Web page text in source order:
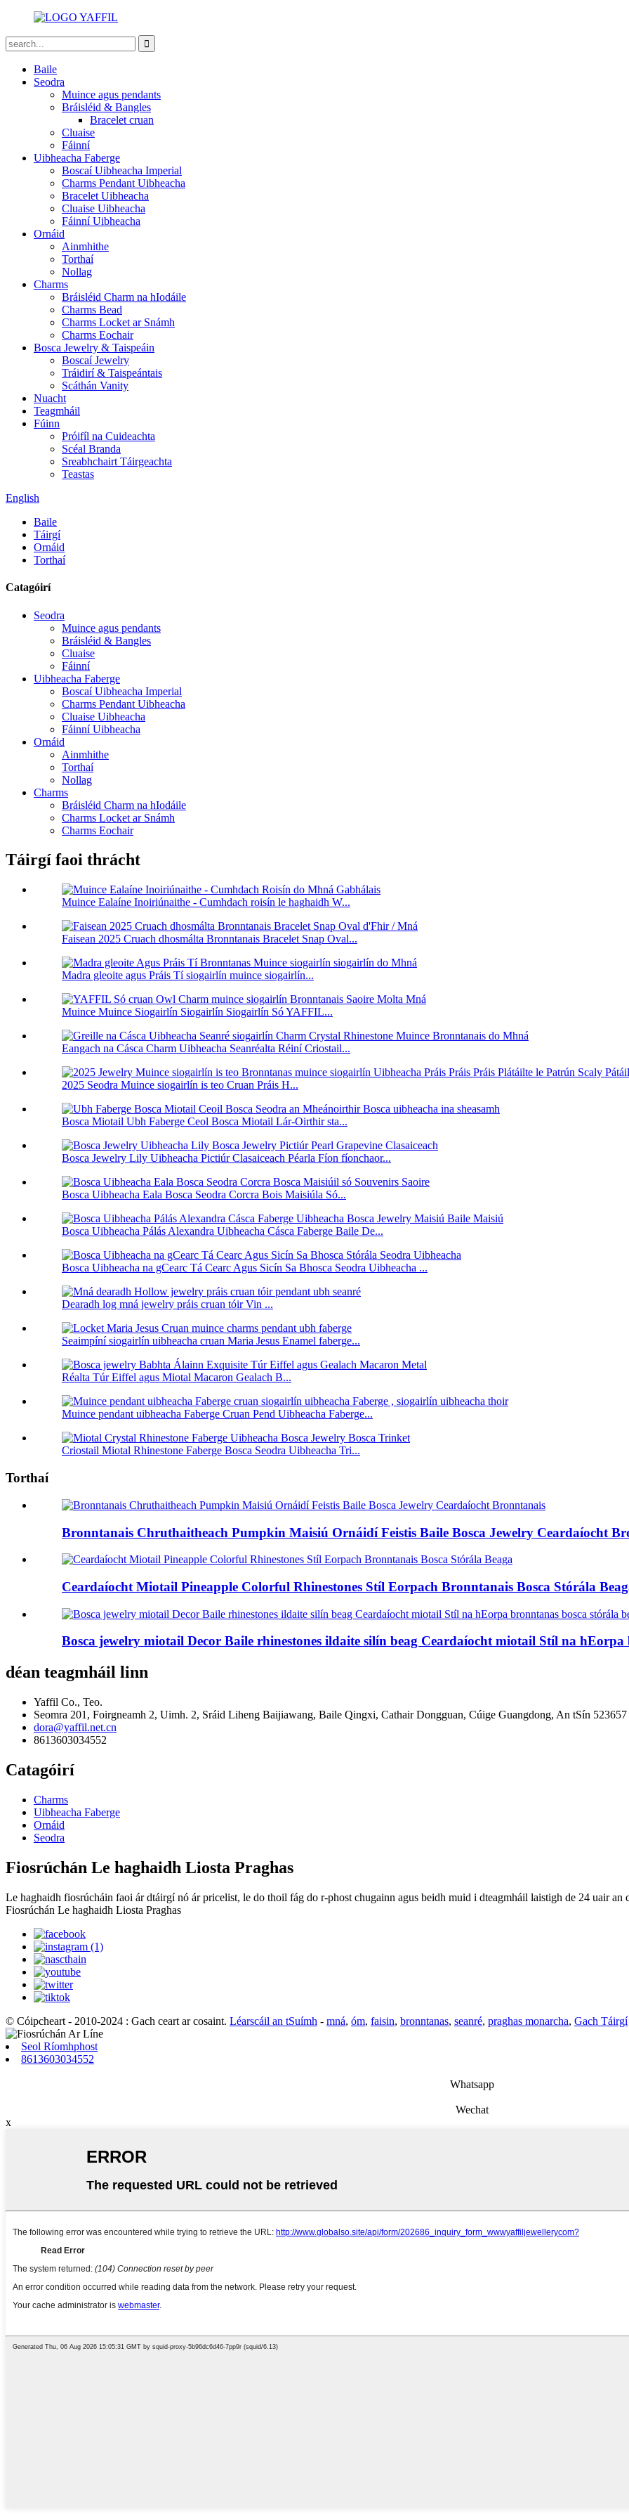
Baile
Seodra
Muince agus pendants
Bráisléid & Bangles
Bracelet cruan
Cluaise
Fáinní
Uibheacha Faberge
Boscaí Uibheacha Imperial
Charms Pendant Uibheacha
Bracelet Uibheacha
Cluaise Uibheacha
Fáinní Uibheacha
Ornáid
Ainmhithe
Torthaí
Nollag
Charms
Bráisléid Charm na hIodáile
Charms Bead
Charms Locket ar Snámh
Charms Eochair
Bosca Jewelry & Taispeáin
Boscaí Jewelry
Tráidirí & Taispeántais
Scáthán Vanity
Nuacht
Teagmháil
Fúinn
Próifíl na Cuideachta
Scéal Branda
Sreabhchairt Táirgeachta
Teastas
English
Baile
Táirgí
Ornáid
Torthaí
Catagóirí
Seodra
Muince agus pendants
Bráisléid & Bangles
Cluaise
Fáinní
Uibheacha Faberge
Boscaí Uibheacha Imperial
Charms Pendant Uibheacha
Cluaise Uibheacha
Fáinní Uibheacha
Ornáid
Ainmhithe
Torthaí
Nollag
Charms
Bráisléid Charm na hIodáile
Charms Locket ar Snámh
Charms Eochair
Táirgí faoi thrácht
Muince Ealaíne Inoiriúnaithe - Cumhdach roisín le haghaidh W...
Faisean 2025 Cruach dhosmálta Bronntanais Bracelet Snap Oval...
Madra gleoite agus Práis Tí siogairlín muince siogairlín...
Muince Muince Siogairlín Siogairlín Siogairlín Só YAFFIL...
Eangach na Cásca Charm Uibheacha Seanréalta Réiní Criostail...
2025 Seodra Muince siogairlín is teo Cruan Práis H...
Bosca Miotail Ubh Faberge Ceol Bosca Miotail Lár-Oirthir sta...
Bosca Jewelry Lily Uibheacha Pictiúr Clasaiceach Péarla Fíon fíonchaor...
Bosca Uibheacha Eala Bosca Seodra Corcra Bois Maisiúla Só...
Bosca Uibheacha Pálás Alexandra Uibheacha Cásca Faberge Baile De...
Bosca Uibheacha na gCearc Tá Cearc Agus Sicín Sa Bhosca Seodra Uibheacha ...
Dearadh log mná jewelry práis cruan tóir Vin ...
Seaimpíní siogairlín uibheacha cruan Maria Jesus Enamel faberge...
Réalta Túr Eiffel agus Miotal Macaron Gealach B...
Muince pendant uibheacha Faberge Cruan Pend Uibheacha Faberge...
Criostail Miotal Rhinestone Faberge Bosca Seodra Uibheacha Tri...
Torthaí
Bronntanais Chruthaitheach Pumpkin Maisiú Ornáidí Feistis Baile Bosca Jewelry Ceardaíocht
Ceardaíocht Miotail Pineapple Colorful Rhinestones Stíl Eorpach Bronntanais Bosca Stórála
Bosca jewelry miotail Decor Baile rhinestones ildaite silín beag Ceardaíocht miotail Stíl na hEorpa
déan teagmháil linn
Yaffil Co., Teo.
Seomra 201, Foirgneamh 2, Uimh. 2, Sráid Liheng Baijiawang, Baile Qingxi, Cathair Dongguan, Cúige Guangdong, An tSín 523657
dora@yaffil.net.cn
8613603034552
Catagóirí
Charms
Uibheacha Faberge
Ornáid
Seodra
Fiosrúchán Le haghaidh Liosta Praghas
Le haghaidh fiosrúcháin faoi ár dtáirgí nó ár pricelist, le do thoil fág do r-phost chugainn agus beidh muid i dteagmháil laistigh de 24 uair an
Fiosrúchán Le haghaidh Liosta Praghas
© Cóipcheart - 2010-2024 : Gach ceart ar cosaint. Léarscáil an tSuímh - mná, óm, faisin, bronntanas, seanré, praghas monarcha, Gach Táirgí
Seol Ríomhphost
8613603034552
Whatsapp
Wechat
x